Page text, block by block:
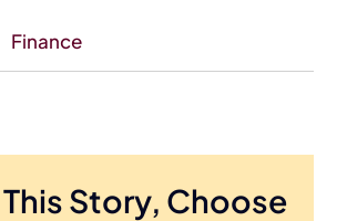
Finance
Story, Choose